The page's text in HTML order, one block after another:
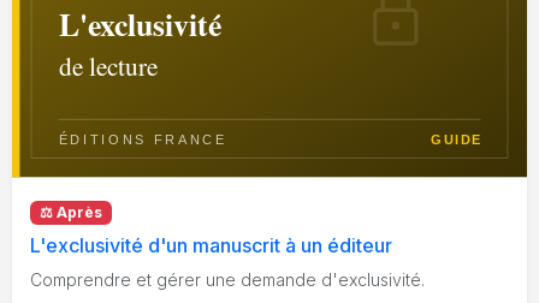
⚖️ Après
L'exclusivité d'un manuscrit à un éditeur
Comprendre et gérer une demande d'exclusivité.